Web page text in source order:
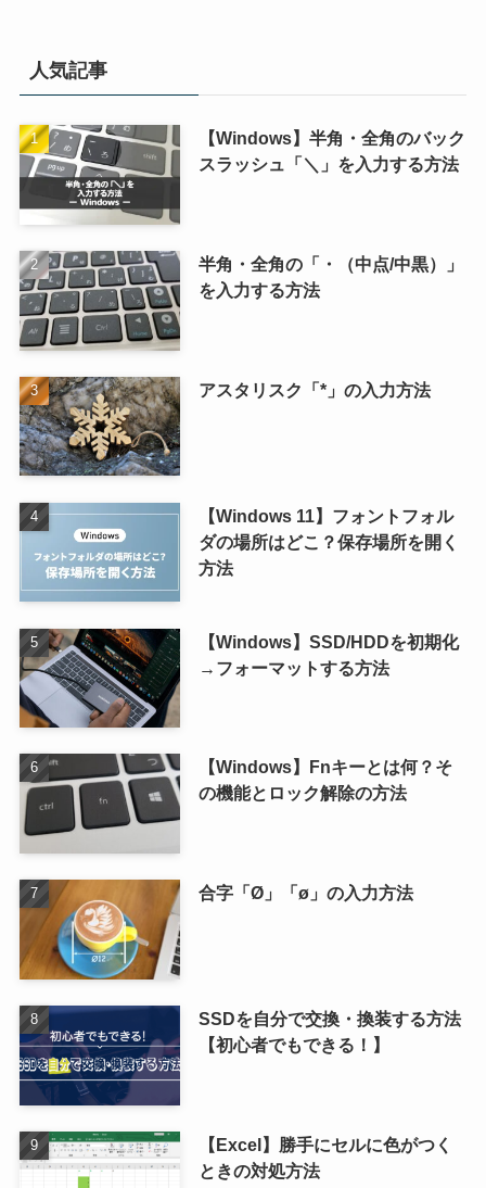
人気記事
【Windows】半角・全角のバック
スラッシュ「＼」を入力する方法
半角・全角の「・（中点/中黒）」
を入力する方法
アスタリスク「*」の入力方法
【Windows 11】フォントフォル
ダの場所はどこ？保存場所を開く
方法
【Windows】SSD/HDDを初期化
→フォーマットする方法
【Windows】Fnキーとは何？そ
の機能とロック解除の方法
合字「Ø」「ø」の入力方法
SSDを自分で交換・換装する方法
【初心者でもできる！】
【Excel】勝手にセルに色がつく
ときの対処方法